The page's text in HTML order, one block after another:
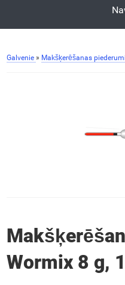
Galvenie » Makšķerēšanas piederumi
Wormix 8 g,